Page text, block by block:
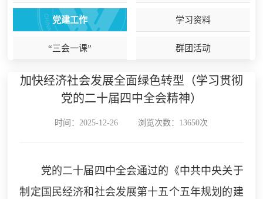
党建工作 学习资料
“三会一课” 群团活动
加快经济社会发展全面绿色转型（学习贯彻
党的二十届四中全会精神）
时间：2025-12-26 浏览次数：13650次
党的二十届四中全会通过的《中共中央关于
制定国民经济和社会发展第十五个五年规划的建